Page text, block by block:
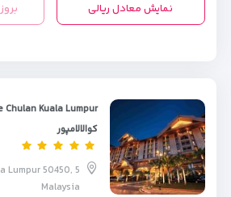
نمایش معادل ریالی
کوالالامپور
Lumpur 50450,
Malaysia